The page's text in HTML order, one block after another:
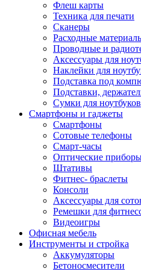
Флеш карты
Техника для печати
Сканеры
Расходные
Проводные и
Аксессуары для
Наклейки для
Подставка под
Подставки,
Сумки для ноутбуков
Смартфоны и гаджеты
Смартфоны
Сотовые телефоны
Смарт-часы
Оптические
Штативы
Фитнес- браслеты
Консоли
Аксессуары для
Ремешки для
Видеоигры
Офисная мебель
Инструменты и стройка
Аккумуляторы
Бетоносмесители